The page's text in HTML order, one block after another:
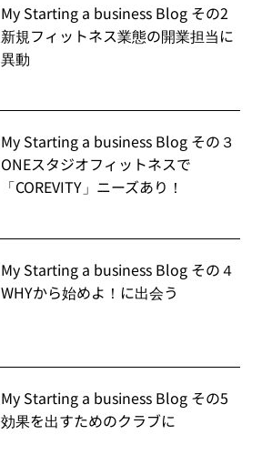
My Starting a business Blog その2
新規フィットネス業態の開業担当に
異動
My Starting a business Blog その３
ONEスタジオフィットネスで
「COREVITY」ニーズあり！
My Starting a business Blog その４
WHYから始めよ！に出会う
My Starting a business Blog その5
効果を出すためのクラブに